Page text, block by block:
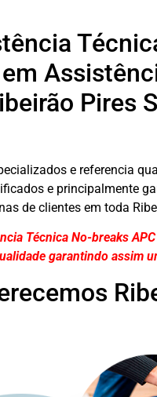
Pires
e referencia
e principalmente
de clientes em toda
Técnica No-breaks
garantindo assim